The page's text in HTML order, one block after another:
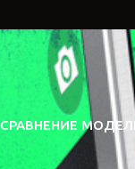
СРАВНЕНИЕ